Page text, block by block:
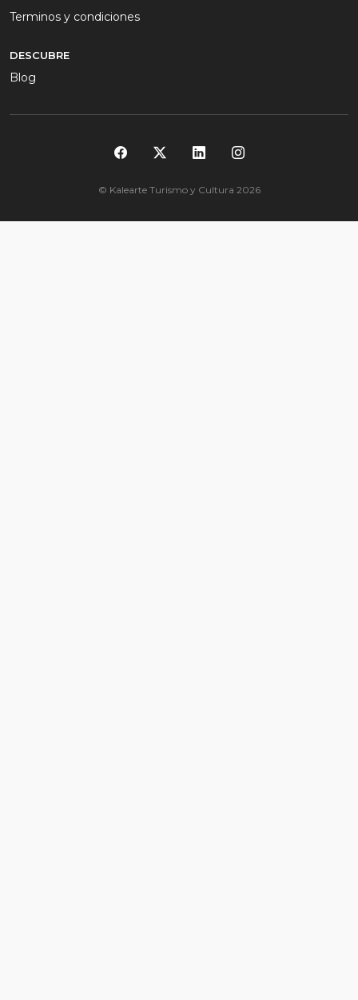
Terminos y condiciones
DESCUBRE
Blog
© Kalearte Turismo y Cultura 2026